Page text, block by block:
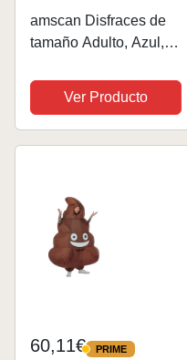
amscan Disfraces de
tamaño Adulto, Azul,
Ver Producto
60,11€ PRIME
PRIME